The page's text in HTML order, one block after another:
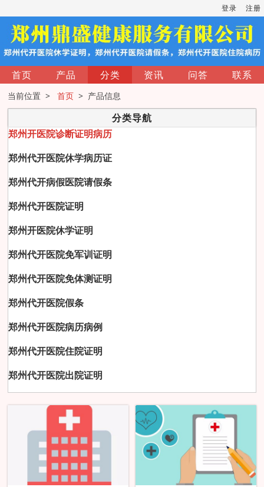
登录 注册
首页 产品 分类 资讯 问答 联系
当前位置 >首页 > 产品信息
分类导航
郑州开医院诊断证明病历
郑州代开医院休学病历证
郑州代开病假医院请假条
郑州代开医院证明
郑州开医院休学证明
郑州代开医院免军训证明
郑州代开医院免体测证明
郑州代开医院假条
郑州代开医院病历病例
郑州代开医院住院证明
郑州代开医院出院证明